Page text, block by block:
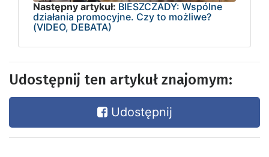
Następny artykuł: BIESZCZADY: Wspólne
działania promocyjne. Czy to możliwe?
(VIDEO, DEBATA)
Udostępnij ten artykuł znajomym:
Udostępnij